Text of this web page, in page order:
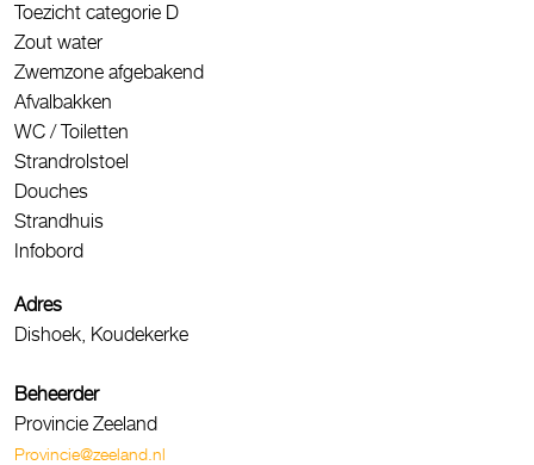
Toezicht categorie D
Zout water
Zwemzone afgebakend
Afvalbakken
WC / Toiletten
Strandrolstoel
Douches
Strandhuis
Infobord
Adres
Dishoek, Koudekerke
Beheerder
Provincie Zeeland
Provincie@zeeland.nl